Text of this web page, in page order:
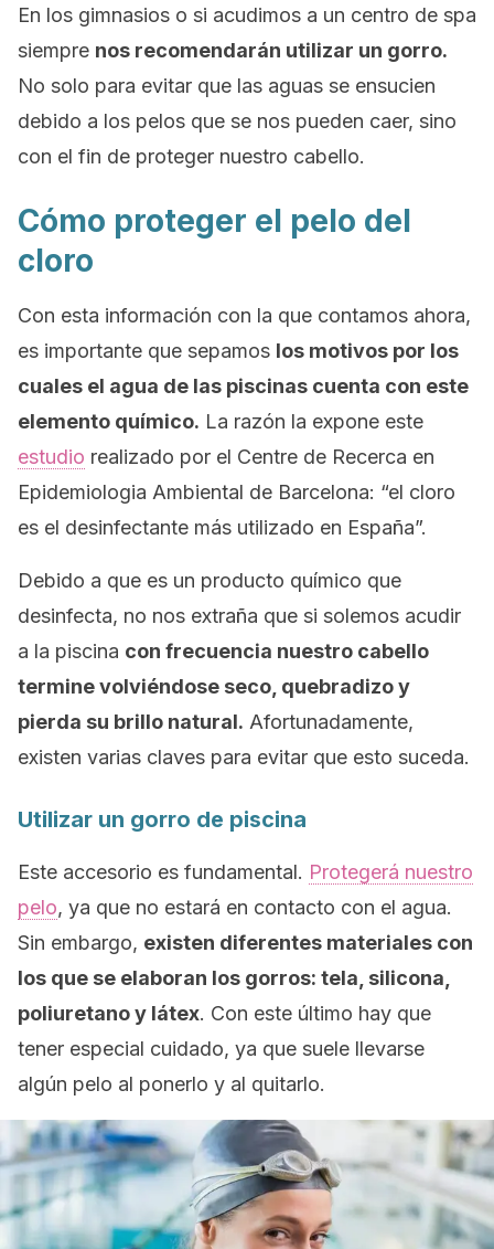
En los gimnasios o si acudimos a un centro de spa
siempre nos recomendarán utilizar un gorro.
No solo para evitar que las aguas se ensucien
debido a los pelos que se nos pueden caer, sino
con el fin de proteger nuestro cabello.
Cómo proteger el pelo del
cloro
Con esta información con la que contamos ahora,
es importante que sepamos los motivos por los
cuales el agua de las piscinas cuenta con este
elemento químico. La razón la expone este
estudio realizado por el Centre de Recerca en
Epidemiologia Ambiental de Barcelona: “el cloro
es el desinfectante más utilizado en España”.
Debido a que es un producto químico que
desinfecta, no nos extraña que si solemos acudir
a la piscina con frecuencia nuestro cabello
termine volviéndose seco, quebradizo y
pierda su brillo natural. Afortunadamente,
existen varias claves para evitar que esto suceda.
Utilizar un gorro de piscina
Este accesorio es fundamental. Protegerá nuestro
pelo, ya que no estará en contacto con el agua.
Sin embargo, existen diferentes materiales con
los que se elaboran los gorros: tela, silicona,
poliuretano y látex. Con este último hay que
tener especial cuidado, ya que suele llevarse
algún pelo al ponerlo y al quitarlo.